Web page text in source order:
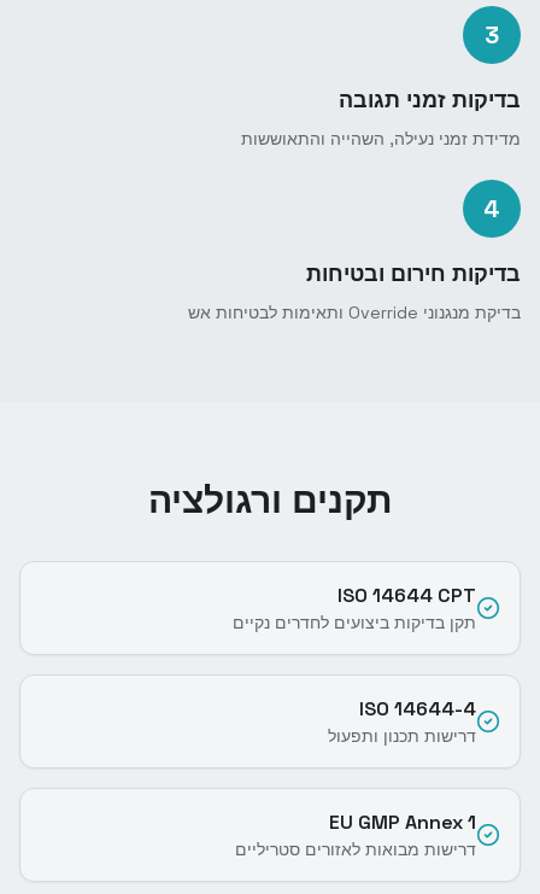
3
בדיקות זמני תגובה
מדידת זמני נעילה, השהייה והתאוששות
4
בדיקות חירום ובטיחות
בדיקת מנגנוני Override ותאימות לבטיחות אש
תקנים ורגולציה
ISO 14644 CPT
תקן בדיקות ביצועים לחדרים נקיים
ISO 14644-4
דרישות תכנון ותפעול
EU GMP Annex 1
דרישות מבואות לאזורים סטריליים